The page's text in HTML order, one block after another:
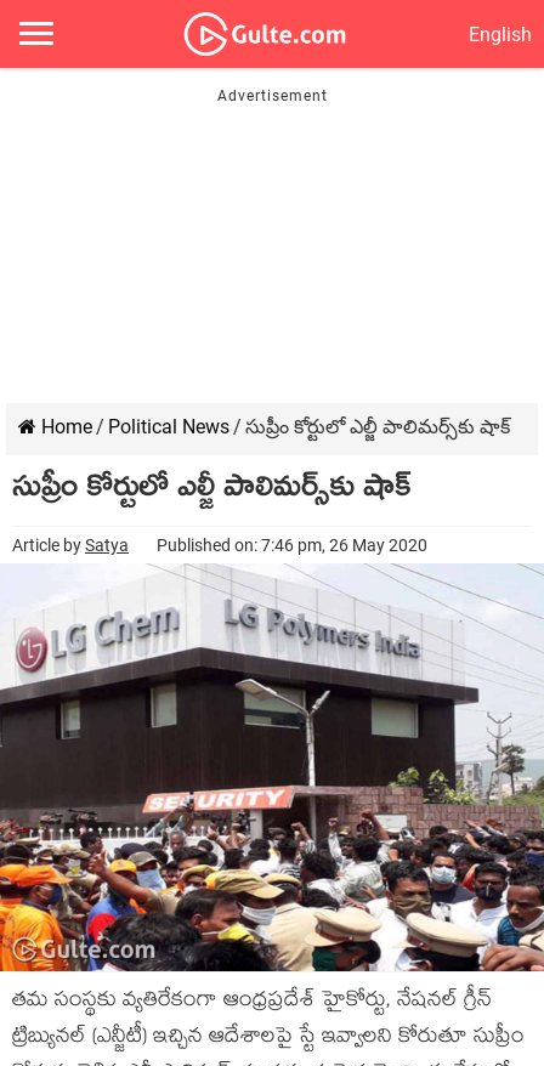
English
Home/ Political News/ సుప్రీం కోర్టులో ఎల్జీ పాలిమ‌ర్స్‌కు షాక్‌
సుప్రీం కోర్టులో ఎల్జీ పాలిమ‌ర్స్‌కు షాక్‌
Article bySatya Published on: 7:46 pm, 26 May 2020
త‌మ సంస్థ‌కు వ్య‌తిరేకంగా ఆంధ్ర‌ప్ర‌దేశ్ హైకోర్టు, నేష‌న‌ల్ గ్రీన్
ట్రిబ్యున‌ల్ (ఎన్జీటీ) ఇచ్చిన ఆదేశాల‌పై స్టే ఇవ్వాల‌ని కోరుతూ సుప్రీం